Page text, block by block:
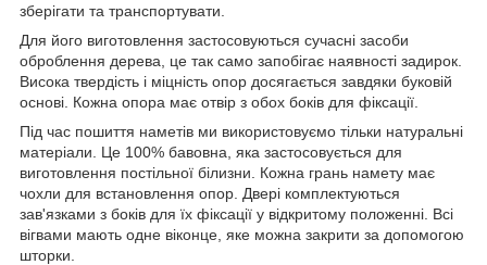
зберігати та транспортувати.
Для його виготовлення застосовуються сучасні засоби
оброблення дерева, це так само запобігає наявності задирок.
Висока твердість і міцність опор досягається завдяки буковій
основі. Кожна опора має отвір з обох боків для фіксації.
Під час пошиття наметів ми використовуємо тільки натуральні
матеріали. Це 100% бавовна, яка застосовується для
виготовлення постільної білизни. Кожна грань намету має
чохли для встановлення опор. Двері комплектуються
зав'язками з боків для їх фіксації у відкритому положенні. Всі
вігвами мають одне віконце, яке можна закрити за допомогою
шторки.